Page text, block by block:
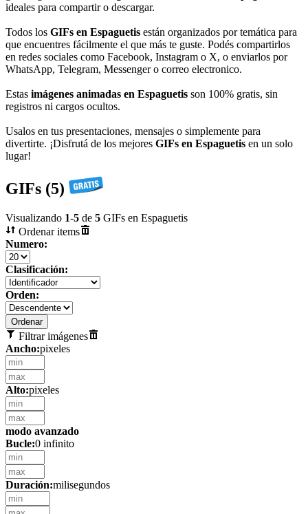
ideales para compartir o descargar.
Todos los GIFs en Espaguetis están organizados por temática para
que encuentres fácilmente el que más te guste. Podés compartirlos
en redes sociales como Facebook, Instagram o X, o enviarlos por
WhatsApp, Telegram, Messenger o correo electronico.
Estas imágenes animadas en Espaguetis son 100% gratis, sin
registros ni cargos ocultos.
Usalos en tus presentaciones, mensajes o simplemente para
divertirte. ¡Disfrutá de los mejores GIFs en Espaguetis en un solo
lugar!
GIFs (5)
Visualizando 1-5 de 5 GIFs en Espaguetis
Ordenar items
Numero:
Clasificación:
Orden:
Filtrar imágenes
Ancho:pixeles
Alto:pixeles
modo avanzado
Bucle:0 infinito
Duración:milisegundos